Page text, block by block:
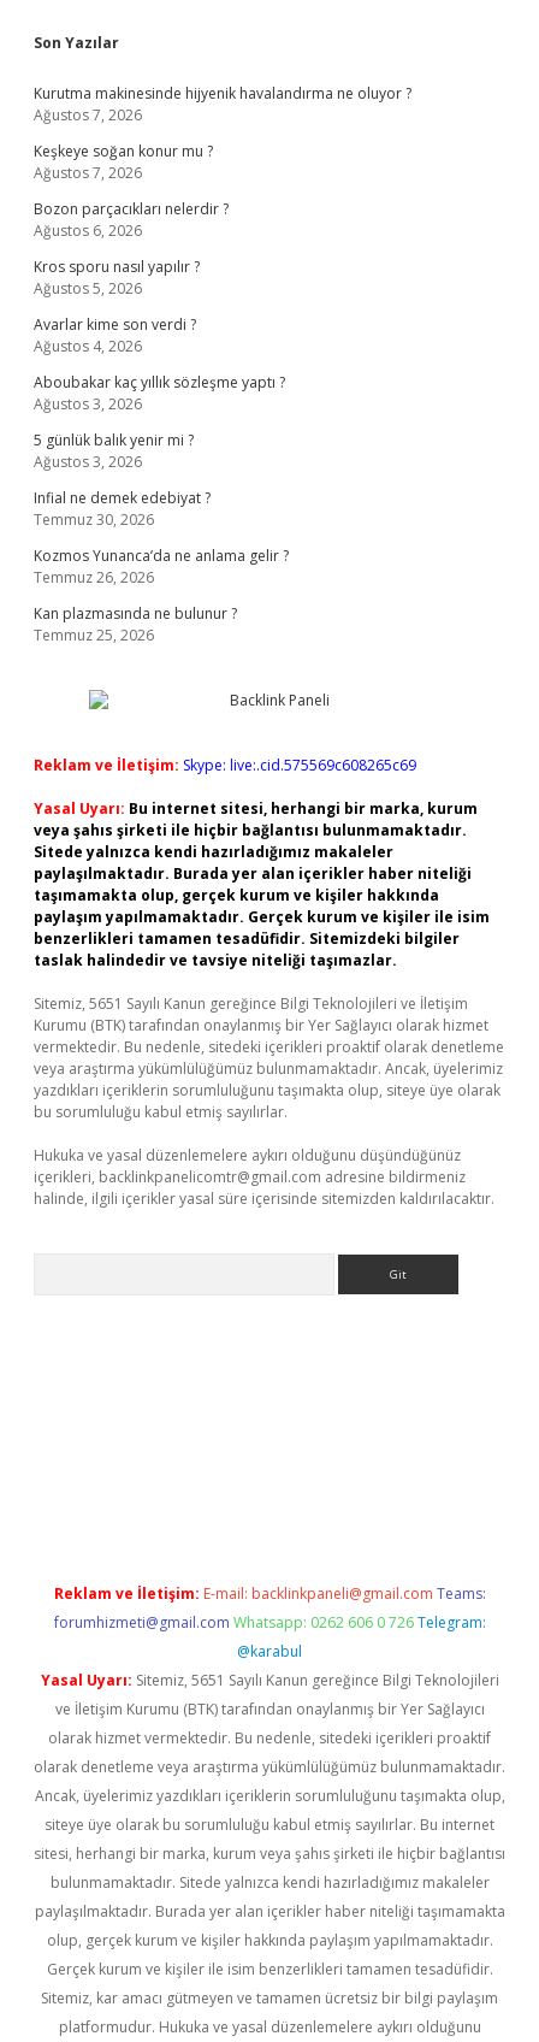
Sidebar
Son Yazılar
Kurutma makinesinde hijyenik havalandırma ne oluyor ?
Ağustos 7, 2026
Keşkeye soğan konur mu ?
Ağustos 7, 2026
Bozon parçacıkları nelerdir ?
Ağustos 6, 2026
Kros sporu nasıl yapılır ?
Ağustos 5, 2026
Avarlar kime son verdi ?
Ağustos 4, 2026
Aboubakar kaç yıllık sözleşme yaptı ?
Ağustos 3, 2026
5 günlük balık yenir mi ?
Ağustos 3, 2026
Infial ne demek edebiyat ?
Temmuz 30, 2026
Kozmos Yunanca’da ne anlama gelir ?
Temmuz 26, 2026
Kan plazmasında ne bulunur ?
Temmuz 25, 2026
Reklam ve İletişim: Skype: live:.cid.575569c608265c69
Yasal Uyarı: Bu internet sitesi, herhangi bir marka, kurum
veya şahıs şirketi ile hiçbir bağlantısı bulunmamaktadır.
Sitede yalnızca kendi hazırladığımız makaleler
paylaşılmaktadır. Burada yer alan içerikler haber niteliği
taşımamakta olup, gerçek kurum ve kişiler hakkında
paylaşım yapılmamaktadır. Gerçek kurum ve kişiler ile isim
benzerlikleri tamamen tesadüfidir. Sitemizdeki bilgiler
taslak halindedir ve tavsiye niteliği taşımazlar.
Sitemiz, 5651 Sayılı Kanun gereğince Bilgi Teknolojileri ve İletişim
Kurumu (BTK) tarafından onaylanmış bir Yer Sağlayıcı olarak hizmet
vermektedir. Bu nedenle, sitedeki içerikleri proaktif olarak denetleme
veya araştırma yükümlülüğümüz bulunmamaktadır. Ancak, üyelerimiz
yazdıkları içeriklerin sorumluluğunu taşımakta olup, siteye üye olarak
bu sorumluluğu kabul etmiş sayılırlar.
Hukuka ve yasal düzenlemelere aykırı olduğunu düşündüğünüz
içerikleri, backlinkpanelicomtr@gmail.com adresine bildirmeniz
halinde, ilgili içerikler yasal süre içerisinde sitemizden kaldırılacaktır.
Reklam ve İletişim: E-mail: backlinkpaneli@gmail.com Teams:
forumhizmeti@gmail.com Whatsapp: 0262 606 0 726 Telegram:
@karabul
Yasal Uyarı: Sitemiz, 5651 Sayılı Kanun gereğince Bilgi Teknolojileri
ve İletişim Kurumu (BTK) tarafından onaylanmış bir Yer Sağlayıcı
olarak hizmet vermektedir. Bu nedenle, sitedeki içerikleri proaktif
olarak denetleme veya araştırma yükümlülüğümüz bulunmamaktadır.
Ancak, üyelerimiz yazdıkları içeriklerin sorumluluğunu taşımakta olup,
siteye üye olarak bu sorumluluğu kabul etmiş sayılırlar. Bu internet
sitesi, herhangi bir marka, kurum veya şahıs şirketi ile hiçbir bağlantısı
bulunmamaktadır. Sitede yalnızca kendi hazırladığımız makaleler
paylaşılmaktadır. Burada yer alan içerikler haber niteliği taşımamakta
olup, gerçek kurum ve kişiler hakkında paylaşım yapılmamaktadır.
Gerçek kurum ve kişiler ile isim benzerlikleri tamamen tesadüfidir.
Sitemiz, kar amacı gütmeyen ve tamamen ücretsiz bir bilgi paylaşım
platformudur. Hukuka ve yasal düzenlemelere aykırı olduğunu